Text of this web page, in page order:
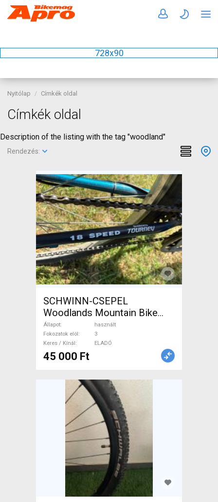
728x90
Nyitólap Címkék oldal
Címkék oldal
Description of the listing with the tag "woodland"
Rendezés:
SCHWINN-CSEPEL
Woodlands Mountain Bike
merev használt ELADÓ
Állapot
használt
Fokozatok elöl
3
Keres / Kínál
ELADÓ
45 000 Ft